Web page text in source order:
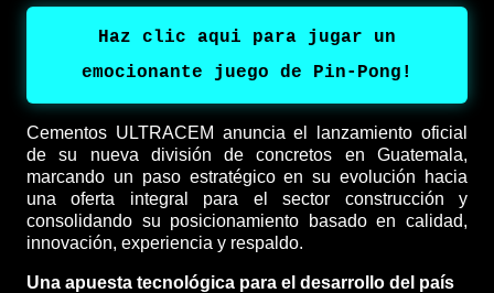
Haz clic aqui para jugar un
emocionante juego de Pin-Pong!
Cementos ULTRACEM anuncia el lanzamiento oficial
de su nueva división de concretos en Guatemala,
marcando un paso estratégico en su evolución hacia
una oferta integral para el sector construcción y
consolidando su posicionamiento basado en calidad,
innovación, experiencia y respaldo.
Una apuesta tecnológica para el desarrollo del país